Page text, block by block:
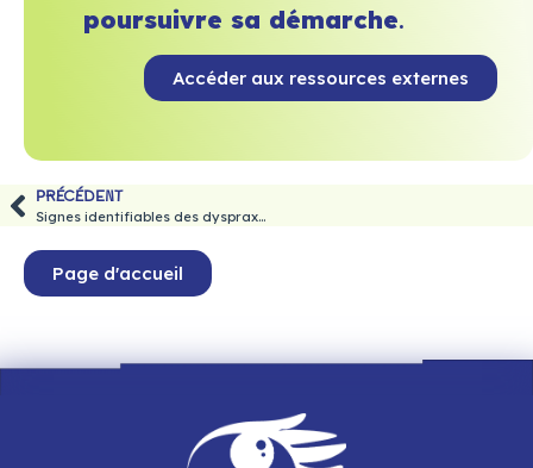
poursuivre sa démarche.
Accéder aux ressources externes
PRÉCÉDENT
Signes identifiables des dyspraxies chez l’adulte
Page d'accueil